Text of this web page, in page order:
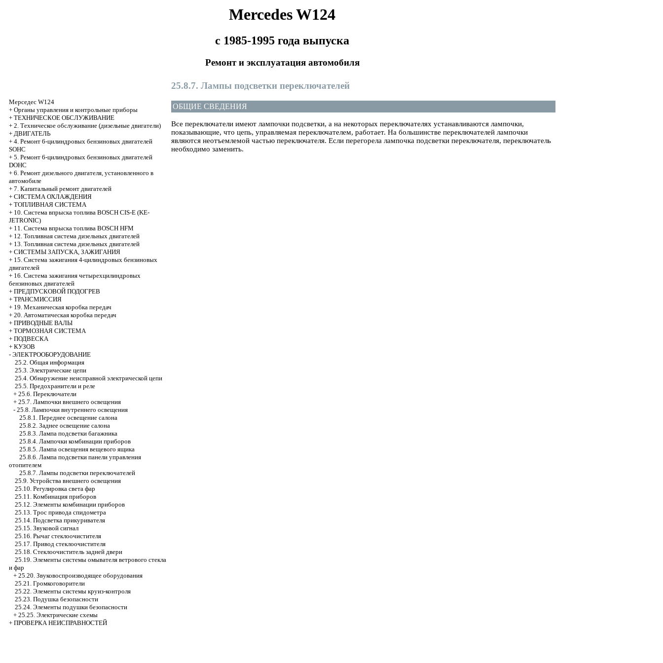
Mercedes W124
с 1985-1995 года выпуска
Ремонт и эксплуатация автомобиля
Мерседес W124
+ Органы управления и контрольные приборы
+ ТЕХНИЧЕСКОЕ ОБСЛУЖИВАНИЕ
+ 2. Техническое обслуживание (дизельные двигатели)
+ ДВИГАТЕЛЬ
+ 4. Ремонт 6-цилиндровых бензиновых двигателей
SOHC
+ 5. Ремонт 6-цилиндровых бензиновых двигателей
DOHC
+ 6. Ремонт дизельного двигателя, установленного в
автомобиле
+ 7. Капитальный ремонт двигателей
+ СИСТЕМА ОХЛАЖДЕНИЯ
+ ТОПЛИВНАЯ СИСТЕМА
+ 10. Система впрыска топлива BOSCH CIS-E (KE-
JETRONIC)
+ 11. Система впрыска топлива BOSCH HFM
+ 12. Топливная система дизельных двигателей
+ 13. Топливная система дизельных двигателей
+ СИСТЕМЫ ЗАПУСКА, ЗАЖИГАНИЯ
+ 15. Система зажигания 4-цилиндровых бензиновых
двигателей
+ 16. Система зажигания четырехцилиндровых
бензиновых двигателей
+ ПРЕДПУСКОВОЙ ПОДОГРЕВ
+ ТРАНСМИССИЯ
+ 19. Механическая коробка передач
+ 20. Автоматическая коробка передач
+ ПРИВОДНЫЕ ВАЛЫ
+ ТОРМОЗНАЯ СИСТЕМА
+ ПОДВЕСКА
+ КУЗОВ
- ЭЛЕКТРООБОРУДОВАНИЕ
25.2. Общая информация
25.3. Электрические цепи
25.4. Обнаружение неисправной электрической цепи
25.5. Предохранители и реле
+ 25.6. Переключатели
+ 25.7. Лампочки внешнего освещения
- 25.8. Лампочки внутреннего освещения
25.8.1. Переднее освещение салона
25.8.2. Заднее освещение салона
25.8.3. Лампа подсветки багажника
25.8.4. Лампочки комбинации приборов
25.8.5. Лампа освещения вещевого ящика
25.8.6. Лампа подсветки панели управления
отопителем
25.8.7. Лампы подсветки переключателей
25.9. Устройства внешнего освещения
25.10. Регулировка света фар
25.11. Комбинация приборов
25.12. Элементы комбинации приборов
25.13. Трос привода спидометра
25.14. Подсветка прикуривателя
25.15. Звуковой сигнал
25.16. Рычаг стеклоочистителя
25.17. Привод стеклоочистителя
25.18. Стеклоочиститель задней двери
25.19. Элементы системы омывателя ветрового стекла
и фар
+ 25.20. Звуковоспроизводящее оборудования
25.21. Громкоговорители
25.22. Элементы системы круиз-контроля
25.23. Подушка безопасности
25.24. Элементы подушки безопасности
+ 25.25. Электрические схемы
+ ПРОВЕРКА НЕИСПРАВНОСТЕЙ
25.8.7. Лампы подсветки переключателей
ОБЩИЕ СВЕДЕНИЯ
Все переключатели имеют лампочки подсветки, а на некоторых переключателях устанавливаются лампочки,
показывающие, что цепь, управляемая переключателем, работает. На большинстве переключателей лампочки
являются неотъемлемой частью переключателя. Если перегорела лампочка подсветки переключателя, переключатель
необходимо заменить.